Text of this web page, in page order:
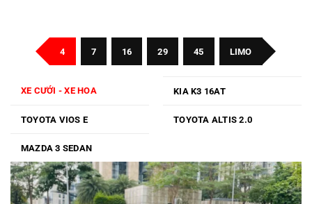
Đi
4 7 16 29 45 LIMO
XE CƯỚI - XE HOA KIA K3 16AT
TOYOTA VIOS E TOYOTA ALTIS 2.0
MAZDA 3 SEDAN